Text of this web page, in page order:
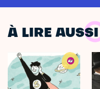
À LIRE AUSSI